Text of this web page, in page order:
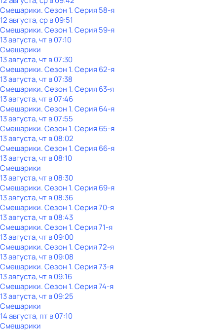
Смешарики. Сезон 1. Серия 58-я
12 августа, ср в 09:51
Смешарики. Сезон 1. Серия 59-я
13 августа, чт в 07:10
Смешарики
13 августа, чт в 07:30
Смешарики. Сезон 1. Серия 62-я
13 августа, чт в 07:38
Смешарики. Сезон 1. Серия 63-я
13 августа, чт в 07:46
Смешарики. Сезон 1. Серия 64-я
13 августа, чт в 07:55
Смешарики. Сезон 1. Серия 65-я
13 августа, чт в 08:02
Смешарики. Сезон 1. Серия 66-я
13 августа, чт в 08:10
Смешарики
13 августа, чт в 08:30
Смешарики. Сезон 1. Серия 69-я
13 августа, чт в 08:36
Смешарики. Сезон 1. Серия 70-я
13 августа, чт в 08:43
Смешарики. Сезон 1. Серия 71-я
13 августа, чт в 09:00
Смешарики. Сезон 1. Серия 72-я
13 августа, чт в 09:08
Смешарики. Сезон 1. Серия 73-я
13 августа, чт в 09:16
Смешарики. Сезон 1. Серия 74-я
13 августа, чт в 09:25
Смешарики
14 августа, пт в 07:10
Смешарики